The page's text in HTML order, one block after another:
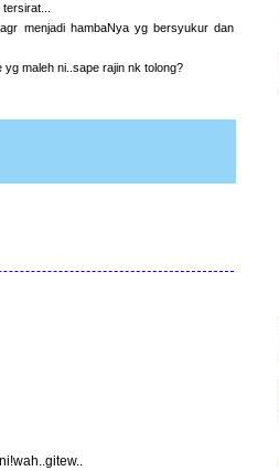
menjadi hambaNya yg bersyukur dan
maleh ni..sape rajin nk tolong?